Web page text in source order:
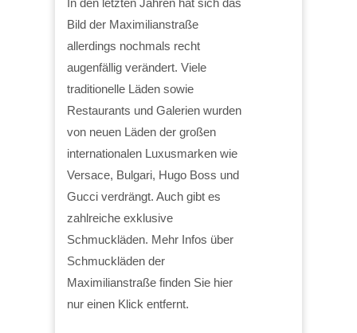
Bild der Maximilianstraße
allerdings nochmals recht
augenfällig verändert. Viele
traditionelle Läden sowie
Restaurants und Galerien wurden
von neuen Läden der großen
internationalen Luxusmarken wie
Versace, Bulgari, Hugo Boss und
Gucci verdrängt. Auch gibt es
zahlreiche exklusive
Schmuckläden. Mehr Infos über
Schmuckläden der
Maximilianstraße finden Sie hier
nur einen Klick entfernt.